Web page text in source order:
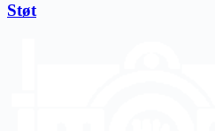
Støt